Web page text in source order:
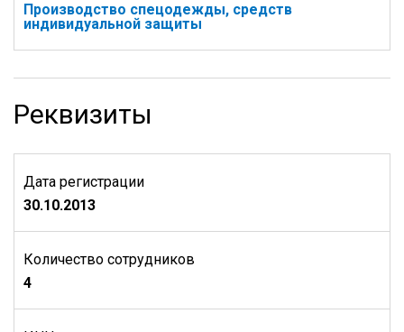
Производство спецодежды, средств
индивидуальной защиты
Реквизиты
Дата регистрации
30.10.2013
Количество сотрудников
4